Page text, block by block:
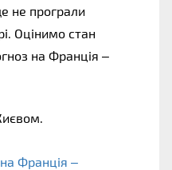
не програли
Оцінимо стан
на Франція –
Франція –